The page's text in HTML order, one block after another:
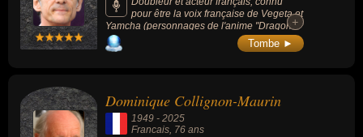
pour être la voix française de Vegeta et
Yamcha (personnages de l'anime "Dragon
Ball") ou de Seiya dans Saint Seiya (Les
Chevaliers du Zodiaque), mais aussi pour
Christopher Heyerdahl, Reed Diamond, Lou
Diamond Phillips, John Pyper-Ferguson ou
Michael Vartan.
+
+
Tombe ►
Dominique Collignon-Maurin
1949 - 2025
Francais, 76 ans